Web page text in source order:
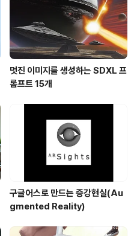
8월이었습니다.
멋진 이미지를 생성하는 SDXL 프
롬프트 15개
구글어스로 만드는 증강현실(Au
gmented Reality)